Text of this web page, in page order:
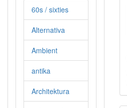
60s / sixties
Alternativa
Ambient
antika
Architektura